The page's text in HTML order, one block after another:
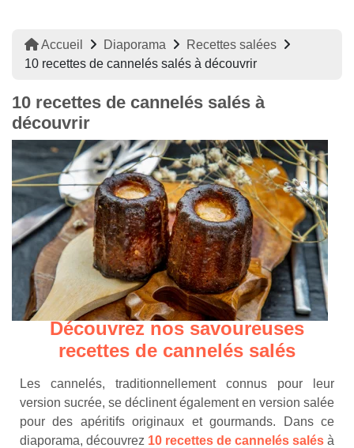
Accueil Diaporama
Recettes salées
10 recettes de cannelés salés à découvrir
10 recettes de cannelés salés à
découvrir
Découvrez nos savoureuses
recettes de cannelés salés
Les cannelés, traditionnellement connus pour leur
version sucrée, se déclinent également en version salée
pour des apéritifs originaux et gourmands. Dans ce
diaporama, découvrez 10 recettes de cannelés salés à